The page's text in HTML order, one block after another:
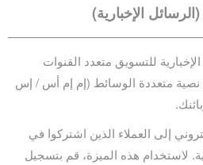
الإخبارية)
للتسويق متعدد القنوات
نصية متعددة الوسائط (إم إم أس / إس
إلى العملاء الذين اشتركوا في
لاستخدام هذه الميزة، قم بتسجيل